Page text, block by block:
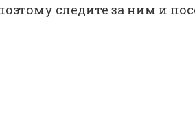
следите за ним и